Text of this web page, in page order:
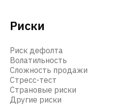
Риски
Риск дефолта
Волатильность
Сложность продажи
Стресс-тест
Страновые риски
Другие риски